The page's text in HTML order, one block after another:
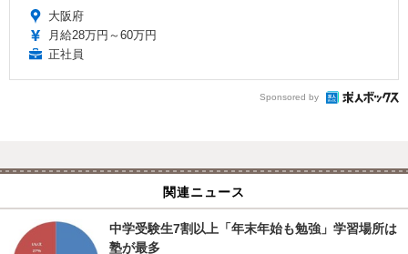
大阪府
月給28万円～60万円
正社員
Sponsored by
関連ニュース
中学受験生7割以上「年末年始も勉強」学習場所は
塾が最多